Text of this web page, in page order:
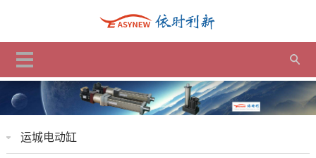
运城电动缸